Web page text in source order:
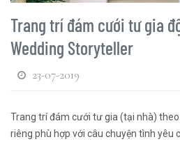
Trang trí đám cưới tư gia
Wedding Storyteller
23-07-2019
Trang trí đám cưới tư gia (tại nhà)
riêng phù hợp với câu chuyện tình yêu